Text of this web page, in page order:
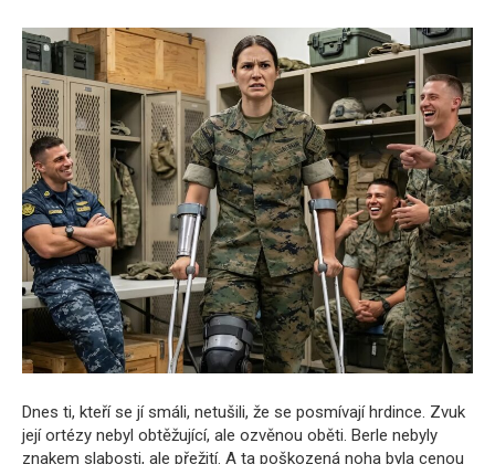
Dnes ti, kteří se jí smáli, netušili, že se posmívají hrdince. Zvuk
její ortézy nebyl obtěžující, ale ozvěnou oběti. Berle nebyly
znakem slabosti, ale přežití. A ta poškozená noha byla cenou